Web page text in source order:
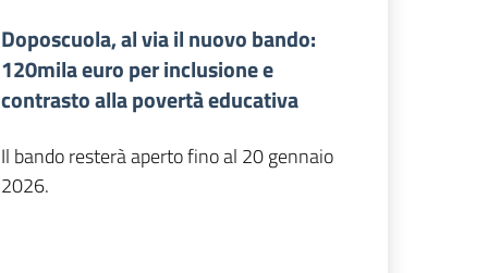
Doposcuola, al via il nuovo bando:
120mila euro per inclusione e
contrasto alla povertà educativa
Il bando resterà aperto fino al 20 gennaio
2026.